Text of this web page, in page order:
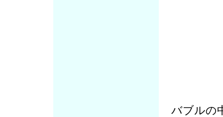
バブルの